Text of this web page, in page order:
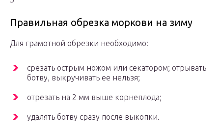
Правильная обрезка моркови на зиму
Для грамотной обрезки необходимо:
срезать острым ножом или секатором; отрывать
ботву, выкручивать ее нельзя;
отрезать на 2 мм выше корнеплода;
удалять ботву сразу после выкопки.